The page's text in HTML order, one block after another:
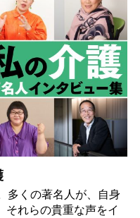
多くの著名人が、自身
それらの貴重な声をイ